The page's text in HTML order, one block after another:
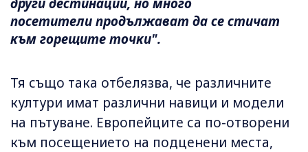
посетители продължават да се стичат
към горещите точки".
Тя също така отбелязва, че различните
култури имат различни навици и модели
на пътуване. Европейците са по-отворени
към посещението на подценени места,